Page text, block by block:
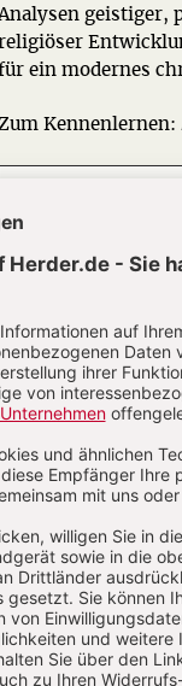
geistiger,
ein modernes
Zum Kennenlernen:
ALS